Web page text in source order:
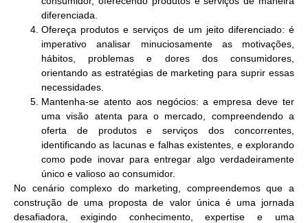
diferenciada.
Ofereça produtos e serviços de um jeito diferenciado: é
imperativo analisar minuciosamente as motivações,
hábitos, problemas e dores dos consumidores,
orientando as estratégias de marketing para suprir essas
necessidades.
Mantenha-se atento aos negócios:a empresa deve ter
uma visão atenta para o mercado, compreendendo a
oferta de produtos e serviços dos concorrentes,
identificando as lacunas e falhas existentes, e explorando
como pode inovar para entregar algo verdadeiramente
único e valioso ao consumidor.
No cenário complexo do marketing, compreendemos que a
construção de uma proposta de valor única é uma jornada
desafiadora, exigindo conhecimento, expertise e uma